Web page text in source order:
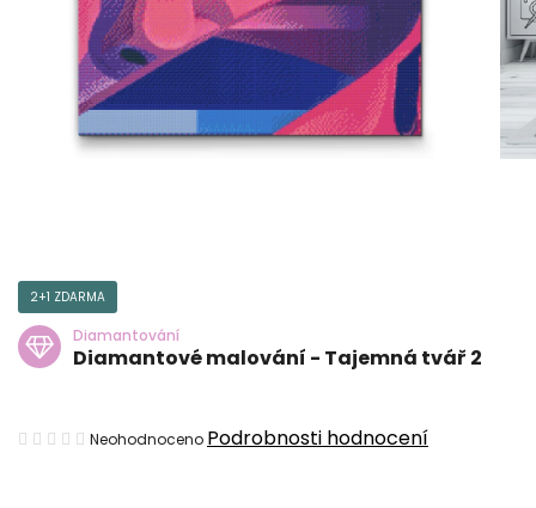
2+1 ZDARMA
Diamantování
Diamantové malování - Tajemná tvář 2
Průměrné
Neohodnoceno Podrobnosti hodnocení